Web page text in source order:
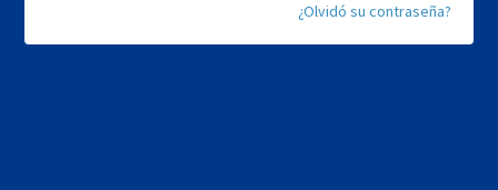
¿Olvidó su contraseña?